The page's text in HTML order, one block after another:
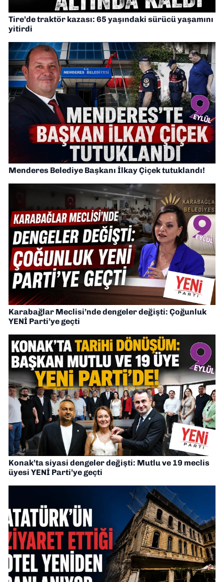
Tire’de traktör kazası: 65 yaşındaki sürücü yaşamını
yitirdi
Menderes Belediye Başkanı İlkay Çiçek tutuklandı!
Karabağlar Meclisi’nde dengeler değişti: Çoğunluk
YENİ Parti’ye geçti
Konak’ta siyasi dengeler değişti: Mutlu ve 19 meclis
üyesi YENİ Parti’ye geçti